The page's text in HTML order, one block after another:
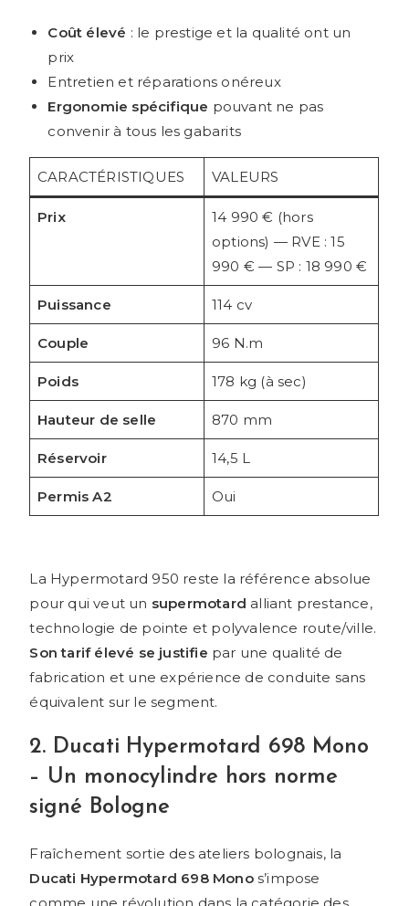
Coût élevé : le prestige et la qualité ont un
prix
Entretien et réparations onéreux
Ergonomie spécifique pouvant ne pas
convenir à tous les gabarits
CARACTÉRISTIQUES VALEURS
Prix
14 990 € (hors
options) — RVE : 15
990 € — SP : 18 990 €
Puissance 114 cv
Couple 96 N.m
Poids 178 kg (à sec)
Hauteur de selle 870 mm
Réservoir 14,5 L
Permis A2 Oui
La Hypermotard 950 reste la référence absolue
pour qui veut un supermotard alliant prestance,
technologie de pointe et polyvalence route/ville.
Son tarif élevé se justifie par une qualité de
fabrication et une expérience de conduite sans
équivalent sur le segment.
2. Ducati Hypermotard 698 Mono
– Un monocylindre hors norme
signé Bologne
Fraîchement sortie des ateliers bolognais, la
Ducati Hypermotard 698 Monos’impose